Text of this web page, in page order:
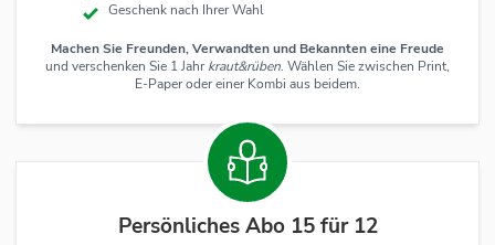
Geschenk nach Ihrer Wahl
Machen Sie Freunden, Verwandten und Bekannten eine Freude
und verschenken Sie 1 Jahr kraut&rüben. Wählen Sie zwischen Print,
E-Paper oder einer Kombi aus beidem.
Persönliches Abo 15 für 12